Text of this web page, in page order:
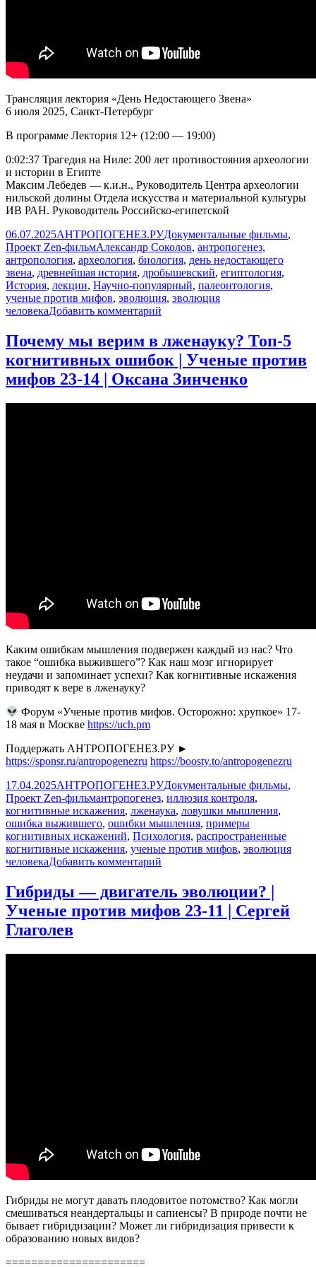
Трансляция лектория «День Недостающего Звена»
6 июля 2025, Санкт-Петербург
В программе Лектория 12+ (12:00 — 19:00)
0:02:37 Трагедия на Ниле: 200 лет противостояния археологии
и истории в Египте
Максим Лебедев — к.и.н., Руководитель Центра археологии
нильской долины Отдела искусства и материальной культуры
ИВ РАН. Руководитель Российско-египетской
Опубликовано
06.07.2025Автор
АНТРОПОГЕНЕЗ.РУРубрики
Документальные фильмы,
Проект Zen-фильмМетки
Александр Соколов, антропогенез,
антропология, археология, биология, день недостающего
звена, древнейшая история, дробышевский, египтология,
История, лекции, Научно-популярный, палеонтология,
ученые против мифов, эволюция, эволюция
человекаДобавить комментарий
Недостающего
Звена
2025
|
Почему мы верим в лженауку? Топ-5
когнитивных ошибок | Ученые против
мифов 23-14 | Оксана Зинченко
Каким ошибкам мышления подвержен каждый из нас? Что
такое “ошибка выжившего”? Как наш мозг игнорирует
неудачи и запоминает успехи? Как когнитивные искажения
приводят к вере в лженауку?
Форум «Ученые против мифов. Осторожно: хрупкое» 17-
18 мая в Москве https://uch.pm
Поддержать АНТРОПОГЕНЕЗ.РУ ►
https://sponsr.ru/antropogenezru https://boosty.to/antropogenezru
Опубликовано
17.04.2025Автор
АНТРОПОГЕНЕЗ.РУРубрики
Документальные фильмы,
Проект Zen-фильмМетки
антропогенез, иллюзия контроля,
когнитивные искажения, лженаука, ловушки мышления,
ошибка выжившего, ошибки мышления, примеры
когнитивных искажений, Психология, распространенные
когнитивные искажения, ученые против мифов, эволюция
человекаДобавить комментарий
мы
верим
Гибриды — двигатель эволюции? |
Ученые против мифов 23-11 | Сергей
Глаголев
Гибриды не могут давать плодовитое потомство? Как могли
смешиваться неандертальцы и сапиенсы? В природе почти не
бывает гибридизации? Может ли гибридизация привести к
образованию новых видов?
======================